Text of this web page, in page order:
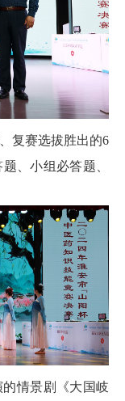
复赛选拔胜出的6
、小组必答题、
情景剧《大国岐